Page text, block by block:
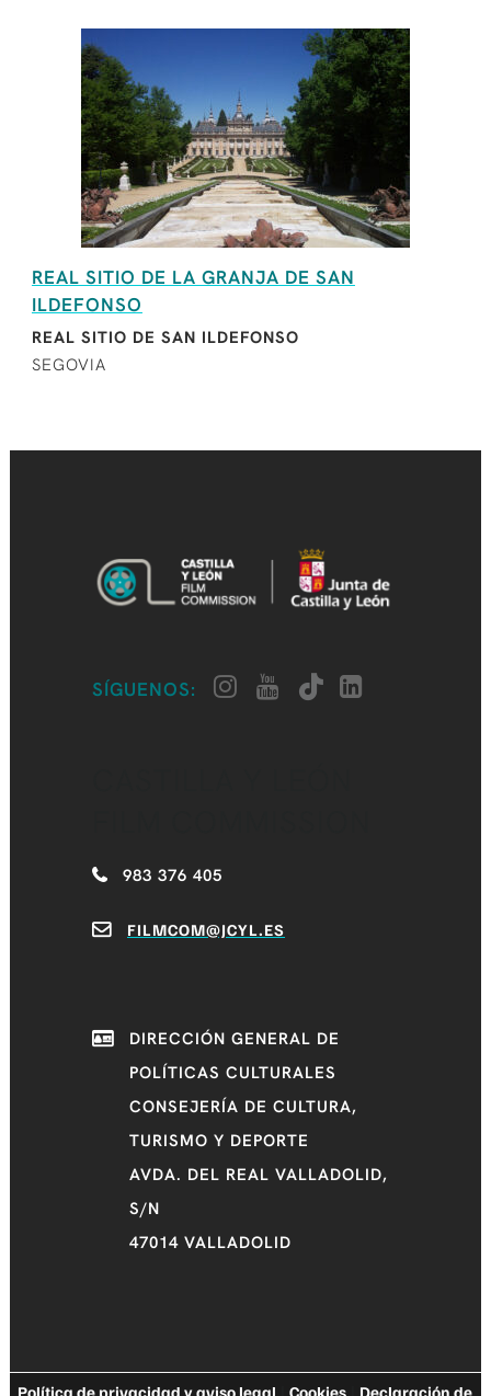
REAL SITIO DE LA GRANJA DE SAN
ILDEFONSO
REAL SITIO DE SAN ILDEFONSO
SEGOVIA
SÍGUENOS:
983 376 405
FILMCOM@JCYL.ES
DIRECCIÓN GENERAL DE
POLÍTICAS CULTURALES
CONSEJERÍA DE CULTURA,
TURISMO Y DEPORTE
AVDA. DEL REAL VALLADOLID,
S/N
47014 VALLADOLID
Política de privacidad y aviso legal Cookies Declaración de